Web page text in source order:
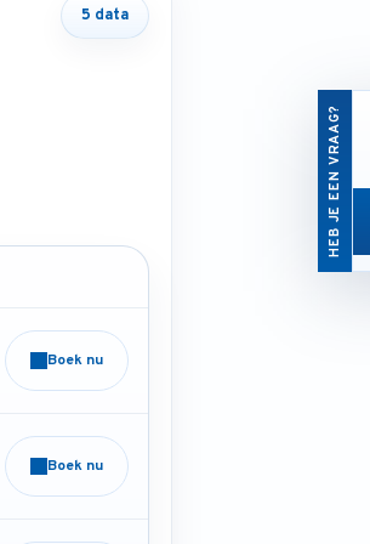
5 data
Boek nu
Boek nu
HEB JE EEN VRAAG?